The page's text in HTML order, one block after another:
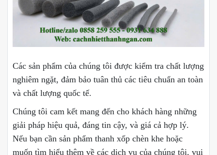
Các sản phẩm của chúng tôi được kiểm tra chất lượng
nghiêm ngặt, đảm bảo tuân thủ các tiêu chuẩn an toàn
và chất lượng quốc tế.
Chúng tôi cam kết mang đến cho khách hàng những
giải pháp hiệu quả, đáng tin cậy, và giá cả hợp lý.
Nếu bạn cần sản phẩm thanh xốp chèn khe hoặc
muốn tìm hiểu thêm về các dịch vụ của chúng tôi, vui